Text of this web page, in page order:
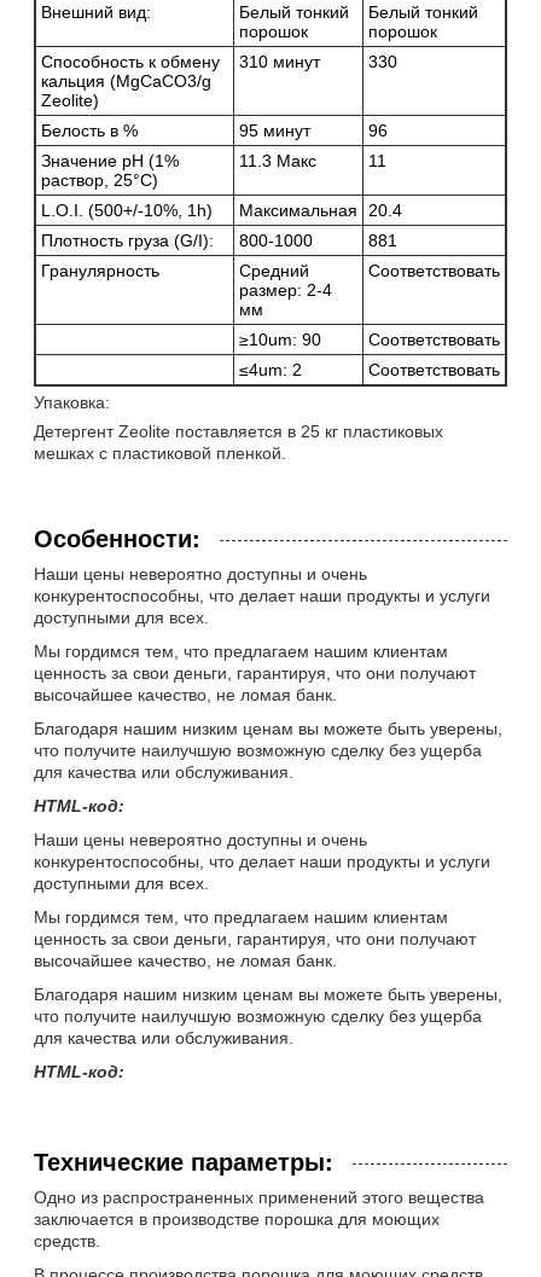
Внешний вид:
Белый тонкий
порошок
Белый тонкий
порошок
Способность к обмену
кальция (MgCaCO3/g
Zeolite)
310 минут 330
Белость в % 95 минут
96
Значение pH (1%
раствор, 25°C)
11.3 Макс 11
L.O.I. (500+/-10%, 1h) Максимальная
20.4
Плотность груза (G/I):
800-1000
881
Гранулярность
Средний
размер: 2-4
мм
Соответствовать
≥10um: 90
Соответствовать
≤4um: 2
Соответствовать
Упаковка:
Детергент Zeolite поставляется в 25 кг пластиковых
мешках с пластиковой пленкой.
Особенности:
Наши цены невероятно доступны и очень
конкурентоспособны, что делает наши продукты и услуги
доступными для всех.
Мы гордимся тем, что предлагаем нашим клиентам
ценность за свои деньги, гарантируя, что они получают
высочайшее качество, не ломая банк.
Благодаря нашим низким ценам вы можете быть уверены,
что получите наилучшую возможную сделку без ущерба
для качества или обслуживания.
HTML-код:
Наши цены невероятно доступны и очень
конкурентоспособны, что делает наши продукты и услуги
доступными для всех.
Мы гордимся тем, что предлагаем нашим клиентам
ценность за свои деньги, гарантируя, что они получают
высочайшее качество, не ломая банк.
Благодаря нашим низким ценам вы можете быть уверены,
что получите наилучшую возможную сделку без ущерба
для качества или обслуживания.
HTML-код:
Технические параметры:
Одно из распространенных применений этого вещества
заключается в производстве порошка для моющих
средств.